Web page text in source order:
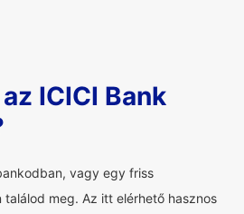
ICICI Bank
vagy egy friss
meg. Az itt elérhető hasznos